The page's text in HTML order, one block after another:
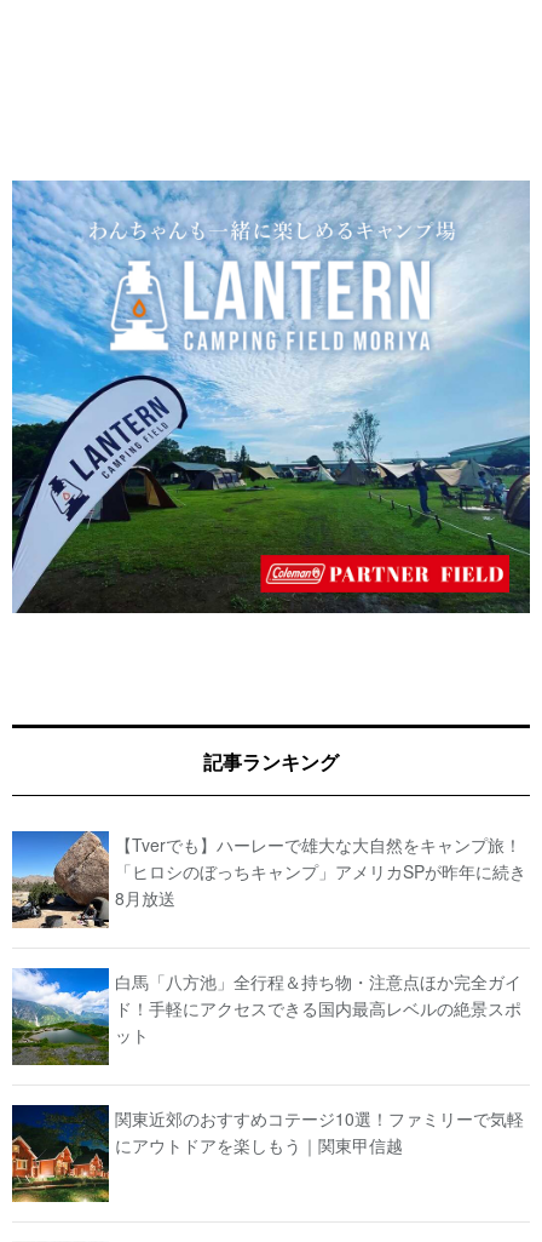
記事ランキング
【Tverでも】ハーレーで雄大な大自然をキャンプ旅！
「ヒロシのぼっちキャンプ」アメリカSPが昨年に続き
8月放送
白馬「八方池」全行程＆持ち物・注意点ほか完全ガイ
ド！手軽にアクセスできる国内最高レベルの絶景スポ
ット
関東近郊のおすすめコテージ10選！ファミリーで気軽
にアウトドアを楽しもう｜関東甲信越